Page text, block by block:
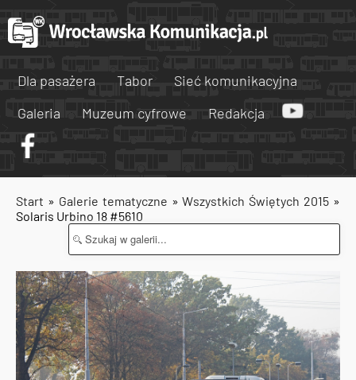
Dla pasażera Tabor
Sieć komunikacyjna
Galeria
Muzeum cyfrowe Redakcja
Start » Galerie tematyczne »Wszystkich Świętych 2015 »
Solaris Urbino 18 #5610